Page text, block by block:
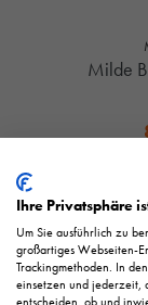
Milde
IN
Ihre Privatsphäre
Um Sie ausführlich zu
großartiges Webseiten-
Trackingmethoden. In
einsetzen und jederzeit,